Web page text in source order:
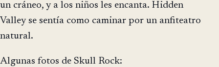
un cráneo, y a los niños les encanta. Hidden
Valley se sentía como caminar por un anfiteatro
natural.
Algunas fotos de Skull Rock: